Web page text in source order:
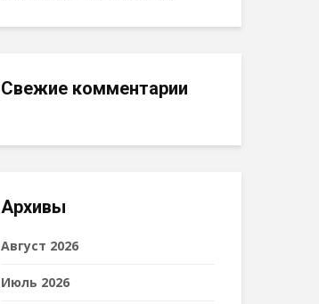
Свежие комментарии
Архивы
Август 2026
Июль 2026